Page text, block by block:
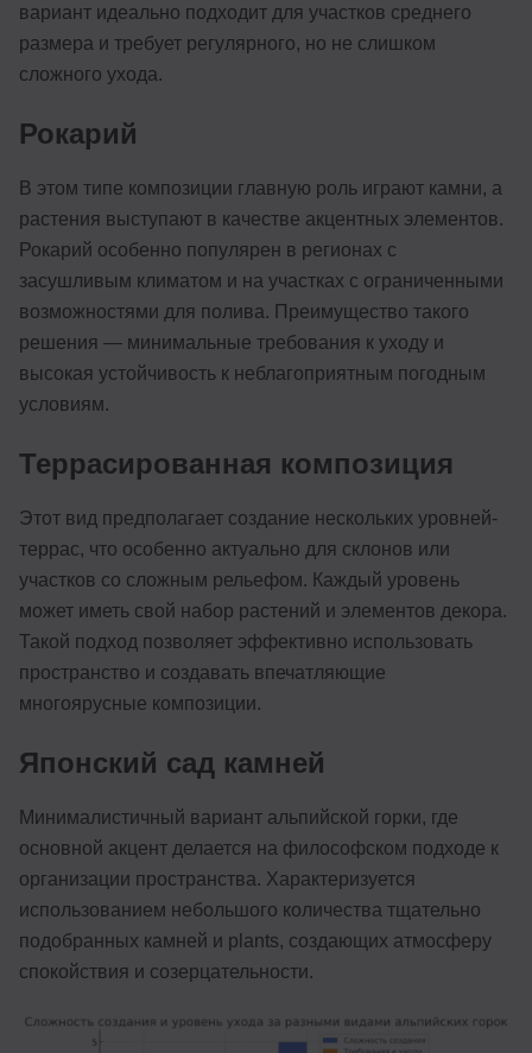
вариант идеально подходит для участков среднего
размера и требует регулярного, но не слишком
сложного ухода.
Рокарий
В этом типе композиции главную роль играют камни, а
растения выступают в качестве акцентных элементов.
Рокарий особенно популярен в регионах с
засушливым климатом и на участках с ограниченными
возможностями для полива. Преимущество такого
решения — минимальные требования к уходу и
высокая устойчивость к неблагоприятным погодным
условиям.
Террасированная композиция
Этот вид предполагает создание нескольких уровней-
террас, что особенно актуально для склонов или
участков со сложным рельефом. Каждый уровень
может иметь свой набор растений и элементов декора.
Такой подход позволяет эффективно использовать
пространство и создавать впечатляющие
многоярусные композиции.
Японский сад камней
Минималистичный вариант альпийской горки, где
основной акцент делается на философском подходе к
организации пространства. Характеризуется
использованием небольшого количества тщательно
подобранных камней и plants, создающих атмосферу
спокойствия и созерцательности.